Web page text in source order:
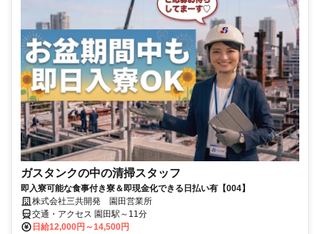
ガスタンクの中の清掃スタッフ
即入寮可能な食事付き寮＆即現金化できる日払い有【004】
株式会社三共開発 園田営業所
交通・アクセス 園田駅～11分
日給12,000円～14,500円